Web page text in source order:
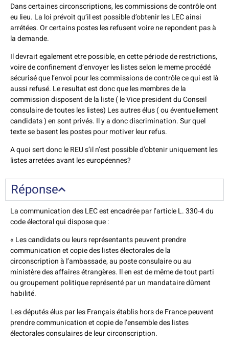
Dans certaines circonscriptions, les commissions de contrôle ont
eu lieu. La loi prévoit qu’il est possible d’obtenir les LEC ainsi
arrétées. Or certains postes les refusent voire ne repondent pas à
la demande.
Il devrait egalement etre possible, en cette période de restrictions,
voire de confinement d’envoyer les listes selon le meme procédé
sécurisé que l’envoi pour les commissions de contrôle ce qui est là
aussi refusé. Le resultat est donc que les membres de la
commission disposent de la liste ( le Vice president du Conseil
consulaire de toutes les listes) Les autres élus ( ou éventuellement
candidats ) en sont privés. Il y a donc discrimination. Sur quel
texte se basent les postes pour motiver leur refus.
A quoi sert donc le REU s’il n’est possible d’obtenir uniquement les
listes arretées avant les européennes?
Réponse
La communication des LEC est encadrée par l’article L. 330-4 du
code électoral qui dispose que :
« Les candidats ou leurs représentants peuvent prendre
communication et copie des listes électorales de la
circonscription à l’ambassade, au poste consulaire ou au
ministère des affaires étrangères. Il en est de même de tout parti
ou groupement politique représenté par un mandataire dûment
habilité.
Les députés élus par les Français établis hors de France peuvent
prendre communication et copie de l’ensemble des listes
électorales consulaires de leur circonscription.